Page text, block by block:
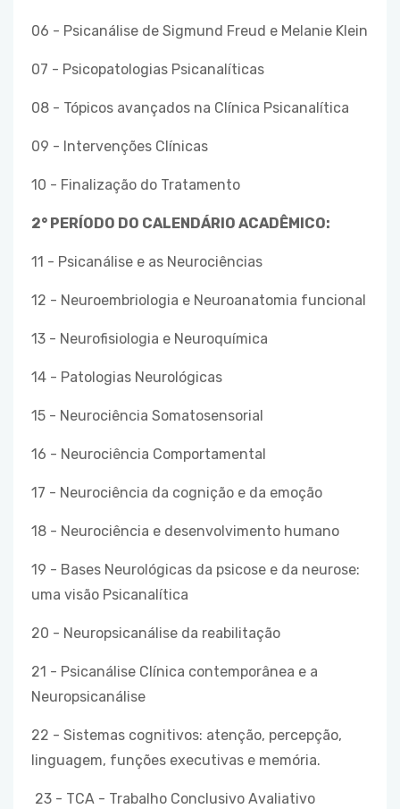
06 - Psicanálise de Sigmund Freud e Melanie Klein
07 - Psicopatologias Psicanalíticas
08 - Tópicos avançados na Clínica Psicanalítica
09 - Intervenções Clínicas
10 - Finalização do Tratamento
2° PERÍODO DO CALENDÁRIO ACADÊMICO:
11 - Psicanálise e as Neurociências
12 - Neuroembriologia e Neuroanatomia funcional
13 - Neurofisiologia e Neuroquímica
14 - Patologias Neurológicas
15 - Neurociência Somatosensorial
16 - Neurociência Comportamental
17 - Neurociência da cognição e da emoção
18 - Neurociência e desenvolvimento humano
19 - Bases Neurológicas da psicose e da neurose:
uma visão Psicanalítica
20 - Neuropsicanálise da reabilitação
21 - Psicanálise Clínica contemporânea e a
Neuropsicanálise
22 - Sistemas cognitivos: atenção, percepção,
linguagem, funções executivas e memória.
23 - TCA - Trabalho Conclusivo Avaliativo